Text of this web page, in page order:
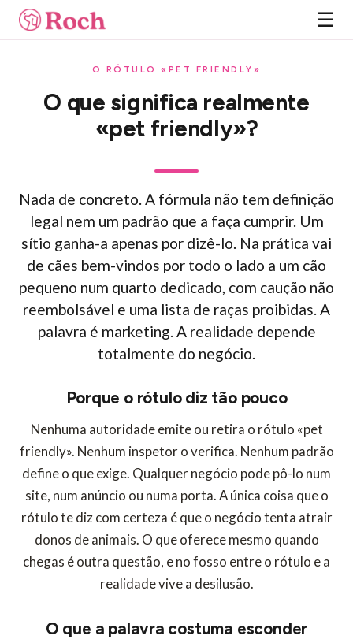
☰
O RÓTULO «PET FRIENDLY»
O que significa realmente
«pet friendly»?
Nada de concreto. A fórmula não tem definição
legal nem um padrão que a faça cumprir. Um
sítio ganha-a apenas por dizê-lo. Na prática vai
de cães bem-vindos por todo o lado a um cão
pequeno num quarto dedicado, com caução não
reembolsável e uma lista de raças proibidas. A
palavra é marketing. A realidade depende
totalmente do negócio.
Porque o rótulo diz tão pouco
Nenhuma autoridade emite ou retira o rótulo «pet
friendly». Nenhum inspetor o verifica. Nenhum padrão
define o que exige. Qualquer negócio pode pô-lo num
site, num anúncio ou numa porta. A única coisa que o
rótulo te diz com certeza é que o negócio tenta atrair
donos de animais. O que oferece mesmo quando
chegas é outra questão, e no fosso entre o rótulo e a
realidade vive a desilusão.
O que a palavra costuma esconder